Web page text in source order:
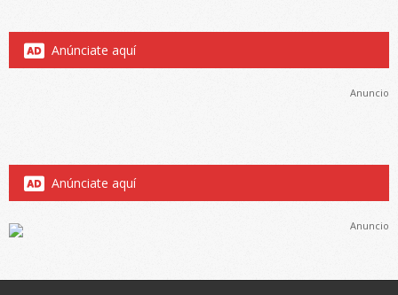
Anúnciate aquí
Anuncio
Anúnciate aquí
Anuncio